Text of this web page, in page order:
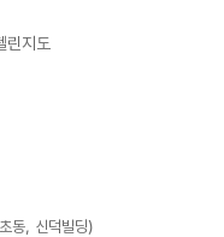
린지도
동, 신덕빌딩)